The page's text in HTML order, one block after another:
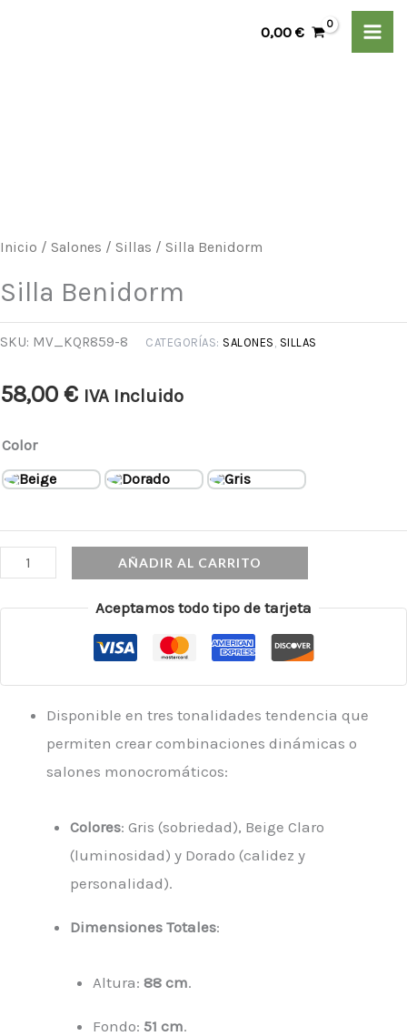
0,00€
Inicio / Salones / Sillas / Silla Benidorm
Silla Benidorm
SKU: MV_KQR859-8 CATEGORÍAS: SALONES , SILLAS
58,00 € IVA Incluido
Color
AÑADIR AL CARRITO
Aceptamos todo tipo de tarjeta
Disponible en tres tonalidades tendencia que
permiten crear combinaciones dinámicas o
salones monocromáticos:
Colores: Gris (sobriedad), Beige Claro
(luminosidad) y Dorado (calidez y
personalidad).
Dimensiones Totales:
Altura: 88 cm.
Fondo: 51 cm.